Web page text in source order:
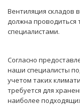
Вентиляция складов
должна
специалистами.
Согласно
наши специалисты
учетом таких
требуется для
наиболее